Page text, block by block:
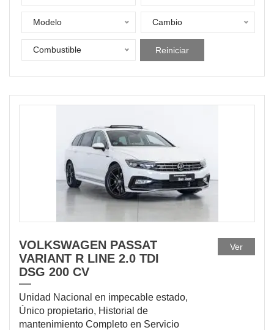
Modelo Cambio
Combustible Reiniciar
DISPONIBLE
VOLKSWAGEN PASSAT
VARIANT R LINE 2.0 TDI
DSG 200 CV
Unidad Nacional en impecable estado,
Único propietario, Historial de
mantenimiento Completo en Servicio
Ver